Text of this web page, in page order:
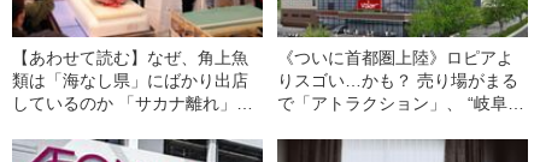
【あわせて読む】なぜ、角上魚
類は「海なし県」にばかり出店
しているのか 「サカナ離れ」の
ラクリ
《ついに首都圏上陸》ロピアよ
りスゴい…かも？ 売り場がまる
で「アトラクション」、 “岐阜か
撃の光景